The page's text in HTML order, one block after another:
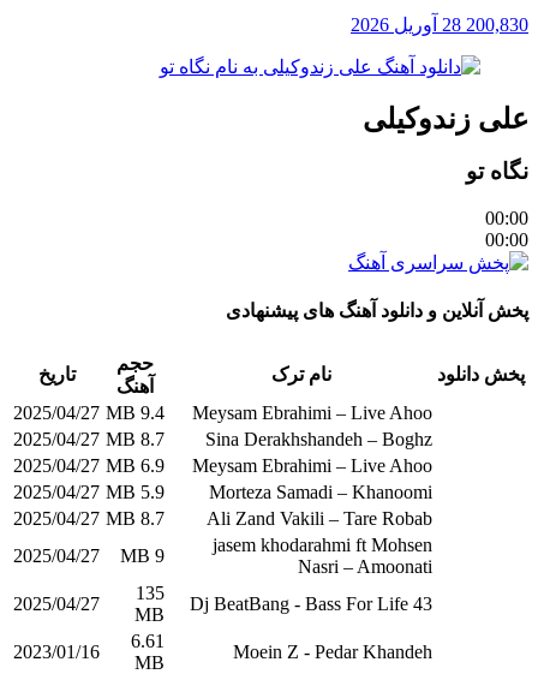
200,830 28 آوریل 2026
علی زندوکیلی
نگاه تو
00:00
00:00
پخش آنلاین و دانلود آهنگ های پیشنهادی
پخش دانلود نام ترک
حجم
آهنگ
تاریخ
Meysam Ebrahimi – Live Ahoo
9.4 MB
2025/04/27
Sina Derakhshandeh – Boghz
8.7 MB
2025/04/27
Meysam Ebrahimi – Live Ahoo
6.9 MB
2025/04/27
Morteza Samadi – Khanoomi
5.9 MB
2025/04/27
Ali Zand Vakili – Tare Robab
8.7 MB
2025/04/27
jasem khodarahmi ft Mohsen
Nasri – Amoonati
9 MB
2025/04/27
Dj BeatBang - Bass For Life 43
135
MB
2025/04/27
Moein Z - Pedar Khandeh
6.61
MB
2023/01/16